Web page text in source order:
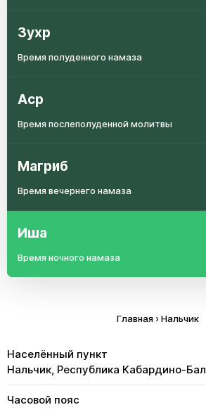
Зухр
Время полуденного намаза
Аср
Время послеполуденной молитвы
Магриб
Время вечернего намаза
Иша
Время ночного намаза
Главная › Нальчик
Населённый пункт
Нальчик, Республика Кабардино-
Часовой пояс